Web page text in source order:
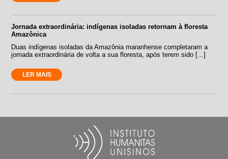
Jornada extraordinária: indígenas isoladas retornam à floresta
Amazônica
Duas indígenas isoladas da Amazônia maranhense completaram a
jornada extraordinária de volta a sua floresta, após terem sido [...]
LER MAIS